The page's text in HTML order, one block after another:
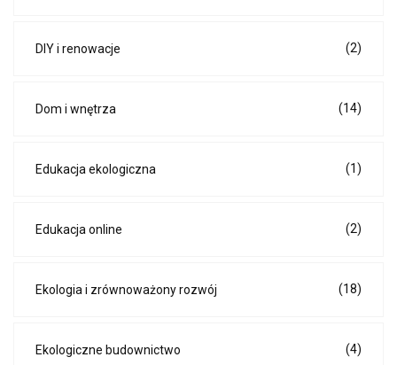
DIY i renowacje (2)
Dom i wnętrza (14)
Edukacja ekologiczna (1)
Edukacja online (2)
Ekologia i zrównoważony rozwój (18)
Ekologiczne budownictwo (4)